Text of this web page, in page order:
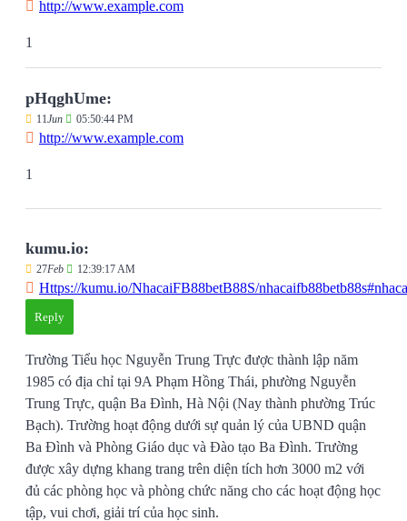
http://www.example.com
1
pHqghUme:
11Jun 05:50:44 PM
http://www.example.com
1
kumu.io:
27Feb 12:39:17 AM
Https://kumu.io/NhacaiFB88betB88S/
Reply
Trường Tiểu học Nguyễn Trung Trực được thành lập năm
1985 có địa chỉ tại 9A Phạm Hồng Thái, phường Nguyễn
Trung Trực, quận Ba Đình, Hà Nội (Nay thành phường Trúc
Bạch). Trường hoạt động dưới sự quản lý của UBND quận
Ba Đình và Phòng Giáo dục và Đào tạo Ba Đình. Trường
được xây dựng khang trang trên diện tích hơn 3000 m2 với
đủ các phòng học và phòng chức năng cho các hoạt động học
tập, vui chơi, giải trí của học sinh.